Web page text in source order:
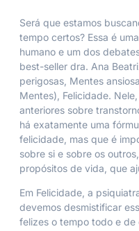
Será que estamos
tempo certos? Essa é
humano e um dos
best-seller dra. Ana
perigosas Mentes
Mentes), Felicidade.
anteriores sobre
há exatamente uma
felicidade, mas que é
sobre si e sobre os
propósitos de vida, que
Em Felicidade, a
devemos desmistificar
felizes o tempo todo e